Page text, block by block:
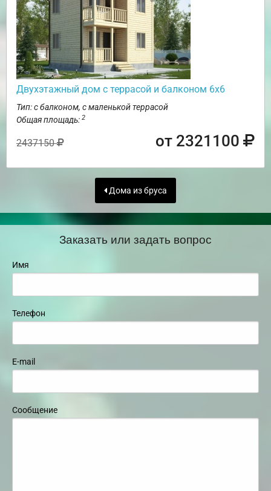
Двухэтажный дом с террасой и балконом 6х6
Тип: с балконом, с маленькой террасой
Общая площадь: 2
2437150 от 2321100
Дома из бруса
Заказать или задать вопрос
Имя
Телефон
E-mail
Сообщение